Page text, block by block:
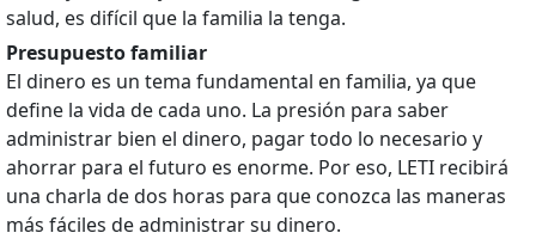
salud, es difícil que la familia la tenga.
Presupuesto familiar
El dinero es un tema fundamental en familia, ya que
define la vida de cada uno. La presión para saber
administrar bien el dinero, pagar todo lo necesario y
ahorrar para el futuro es enorme. Por eso, LETI recibirá
una charla de dos horas para que conozca las maneras
más fáciles de administrar su dinero.